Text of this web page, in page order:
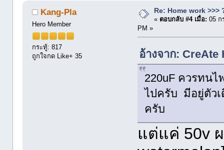
Kang-Pla
Hero Member
กระทู้: 817
ถูกใจกด Like+ 35
Re: Home work >>>
« ตอบกลับ #4 เมื่อ: 05 ก
PM »
อ้างจาก: CreAte
220uF ควรทนไ
ไปครับ มีอยู่ตัวเ
ครับ
แต่แค่ 50v